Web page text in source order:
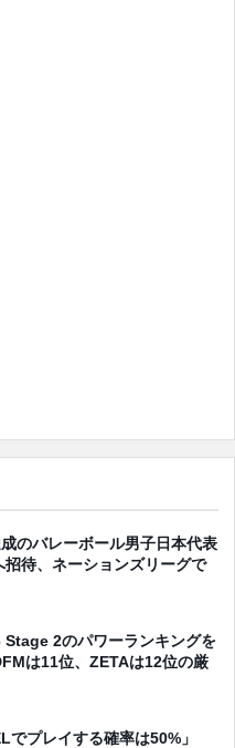
のバレーボール男子日本代表
待、ネーションズリーグで
Stage 2のパワーランキングを
は11位、ZETAは12位の厳
プレイする確率は50%」